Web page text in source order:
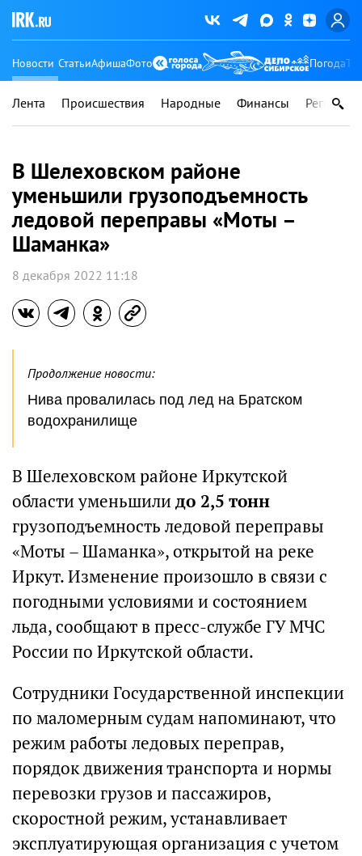
Новости СтатьиАфишаФото Погода
Лента Происшествия Народные Финансы Регионы
В Шелеховском районе
уменьшили грузоподъемность
ледовой переправы «Моты –
Шаманка»
8 декабря 2022 11:18
Продолжение новости:
Нива провалилась под лед на Братском
водохранилище
В Шелеховском районе Иркутской
области уменьшили до 2,5 тонн
грузоподъемность ледовой переправы
«Моты – Шаманка», открытой на реке
Иркут. Изменение произошло в связи с
погодными условиями и состоянием
льда, сообщают в пресс-службе ГУ МЧС
России по Иркутской области.
Сотрудники Государственной инспекции
по маломерным судам напоминают, что
режим работы ледовых переправ,
порядок движения транспорта и нормы
перевозки грузов и пассажиров,
скоростной режим, устанавливает
эксплуатирующая организация с учетом